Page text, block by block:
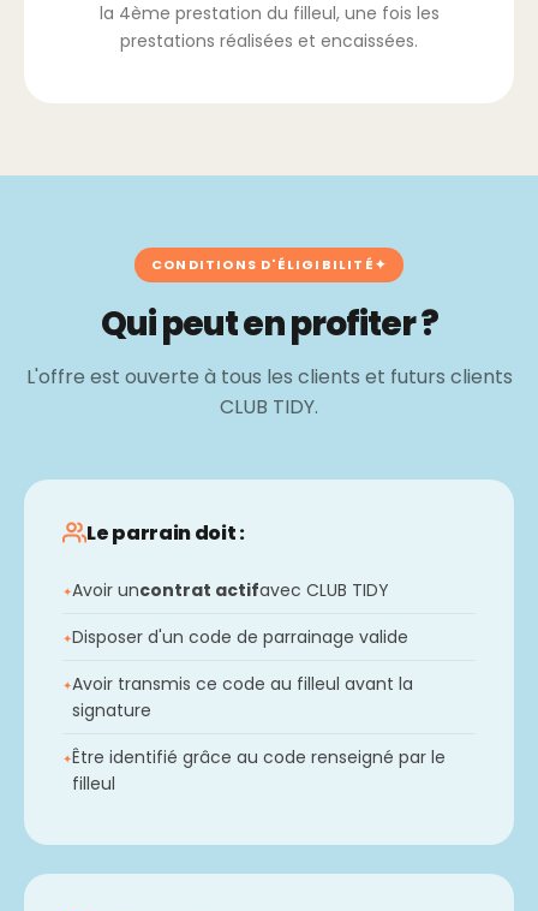
la 4ème prestation du filleul, une fois les
prestations réalisées et encaissées.
CONDITIONS D'ÉLIGIBILITÉ
Qui peut en profiter ?
L'offre est ouverte à tous les clients et futurs clients
CLUB TIDY.
Le parrain doit :
Avoir uncontrat actifavec CLUB TIDY
Disposer d'un code de parrainage valide
Avoir transmis ce code au filleul avant la
signature
Être identifié grâce au code renseigné par le
filleul